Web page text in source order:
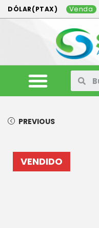
DÓLAR(PTAX) Venda
PREVIOUS
VENDIDO